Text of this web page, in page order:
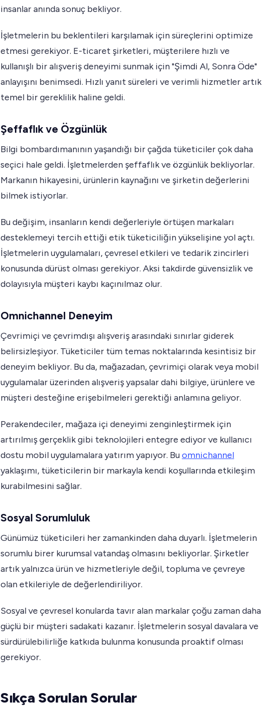
insanlar anında sonuç bekliyor.
İşletmelerin bu beklentileri karşılamak için süreçlerini optimize
etmesi gerekiyor. E-ticaret şirketleri, müşterilere hızlı ve
kullanışlı bir alışveriş deneyimi sunmak için "Şimdi Al, Sonra Öde"
anlayışını benimsedi. Hızlı yanıt süreleri ve verimli hizmetler artık
temel bir gereklilik haline geldi.
Şeffaflık ve Özgünlük
Bilgi bombardımanının yaşandığı bir çağda tüketiciler çok daha
seçici hale geldi. İşletmelerden şeffaflık ve özgünlük bekliyorlar.
Markanın hikayesini, ürünlerin kaynağını ve şirketin değerlerini
bilmek istiyorlar.
Bu değişim, insanların kendi değerleriyle örtüşen markaları
desteklemeyi tercih ettiği etik tüketiciliğin yükselişine yol açtı.
İşletmelerin uygulamaları, çevresel etkileri ve tedarik zincirleri
konusunda dürüst olması gerekiyor. Aksi takdirde güvensizlik ve
dolayısıyla müşteri kaybı kaçınılmaz olur.
Omnichannel Deneyim
Çevrimiçi ve çevrimdışı alışveriş arasındaki sınırlar giderek
belirsizleşiyor. Tüketiciler tüm temas noktalarında kesintisiz bir
deneyim bekliyor. Bu da, mağazadan, çevrimiçi olarak veya mobil
uygulamalar üzerinden alışveriş yapsalar dahi bilgiye, ürünlere ve
müşteri desteğine erişebilmeleri gerektiği anlamına geliyor.
Perakendeciler, mağaza içi deneyimi zenginleştirmek için
artırılmış gerçeklik gibi teknolojileri entegre ediyor ve kullanıcı
dostu mobil uygulamalara yatırım yapıyor. Buomnichannel
yaklaşımı, tüketicilerin bir markayla kendi koşullarında etkileşim
kurabilmesini sağlar.
Sosyal Sorumluluk
Günümüz tüketicileri her zamankinden daha duyarlı. İşletmelerin
sorumlu birer kurumsal vatandaş olmasını bekliyorlar. Şirketler
artık yalnızca ürün ve hizmetleriyle değil, topluma ve çevreye
olan etkileriyle de değerlendiriliyor.
Sosyal ve çevresel konularda tavır alan markalar çoğu zaman daha
güçlü bir müşteri sadakati kazanır. İşletmelerin sosyal davalara ve
sürdürülebilirliğe katkıda bulunma konusunda proaktif olması
gerekiyor.
Sıkça Sorulan Sorular